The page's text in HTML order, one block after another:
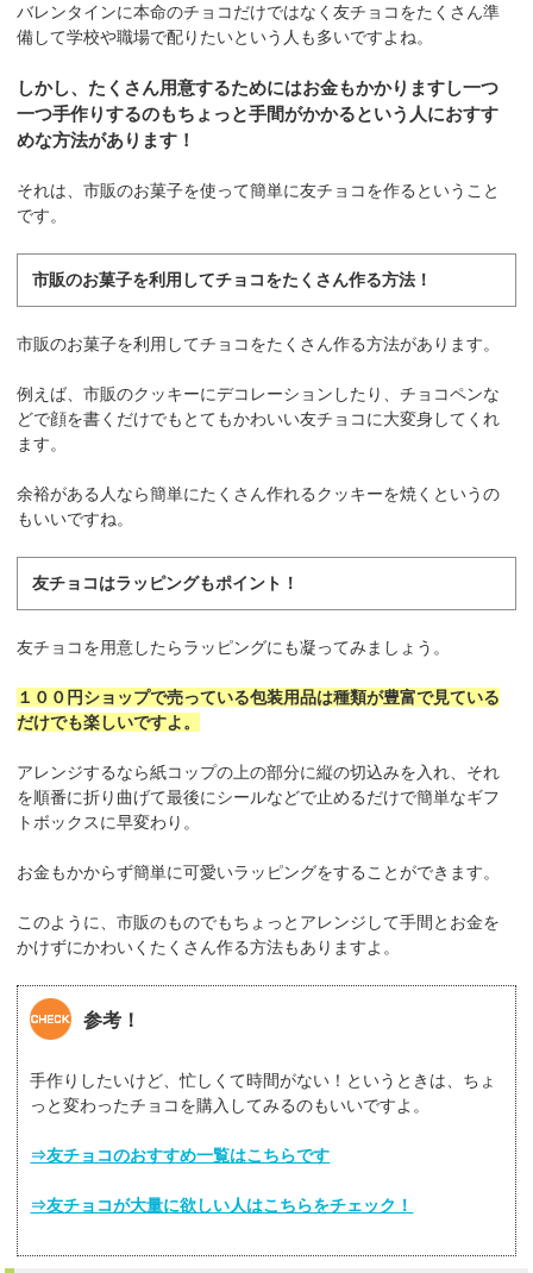
バレンタインに本命のチョコだけではなく友チョコをたくさん準
備して学校や職場で配りたいという人も多いですよね。
しかし、たくさん用意するためにはお金もかかりますし一つ
一つ手作りするのもちょっと手間がかかるという人におすす
めな方法があります！
それは、市販のお菓子を使って簡単に友チョコを作るということ
です。
市販のお菓子を利用してチョコをたくさん作る方法！
市販のお菓子を利用してチョコをたくさん作る方法があります。
例えば、市販のクッキーにデコレーションしたり、チョコペンな
どで顔を書くだけでもとてもかわいい友チョコに大変身してくれ
ます。
余裕がある人なら簡単にたくさん作れるクッキーを焼くというの
もいいですね。
友チョコはラッピングもポイント！
友チョコを用意したらラッピングにも凝ってみましょう。
１００円ショップで売っている包装用品は種類が豊富で見ている
だけでも楽しいですよ。
アレンジするなら紙コップの上の部分に縦の切込みを入れ、それ
を順番に折り曲げて最後にシールなどで止めるだけで簡単なギフ
トボックスに早変わり。
お金もかからず簡単に可愛いラッピングをすることができます。
このように、市販のものでもちょっとアレンジして手間とお金を
かけずにかわいくたくさん作る方法もありますよ。
参考！
手作りしたいけど、忙しくて時間がない！というときは、ちょ
っと変わったチョコを購入してみるのもいいですよ。
⇒友チョコのおすすめ一覧はこちらです
⇒友チョコが大量に欲しい人はこちらをチェック！